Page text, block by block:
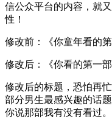
信公众平台的内容，就
性！
修改前：《你童年看的
修改后：《你看的第一
修改后的标题，恐怕再
部分男生最感兴趣的话
你说那部我有没有看过。